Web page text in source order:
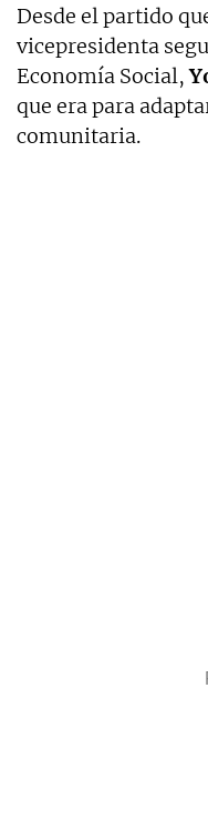
Desde el partido
vicepresidenta
Economía Social,
que era para
comunitaria.